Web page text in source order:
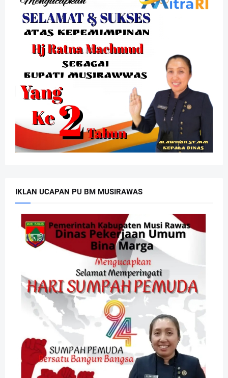
IKLAN UCAPAN PU BM MUSIRAWAS